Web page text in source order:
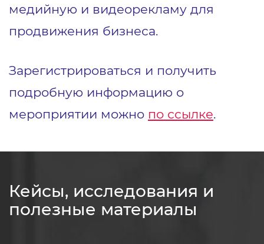
медийную и видеорекламу для
продвижения бизнеса.
Зарегистрироваться и получить
подробную информацию о
мероприятии можно по ссылке.
Кейсы, исследования и
полезные материалы